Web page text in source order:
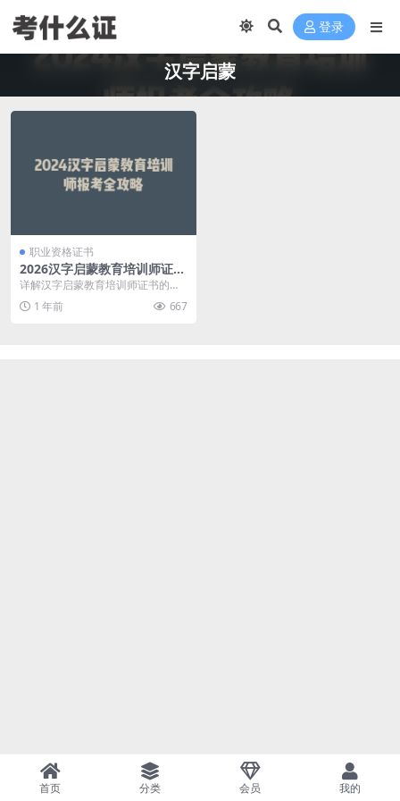
登录
汉字启蒙
职业资格证书
2026汉字启蒙教育培训师证书
报考攻略：教孩子认字写字的
详解汉字启蒙教育培训师证书的报
考条件、考试内容、证书价值和就
业前景，帮你判断是否...
1 年前 667
首页 分类 会员 我的